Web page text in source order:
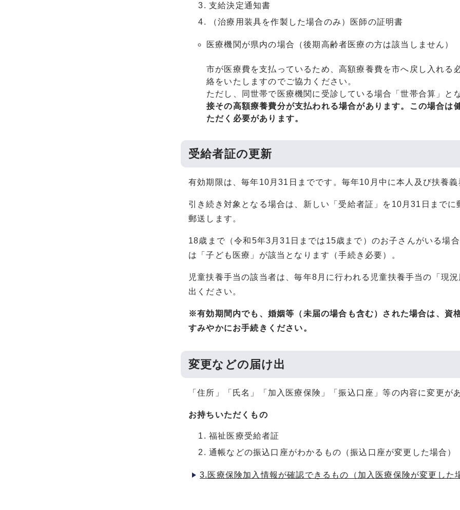
支給決定通知書
（治療用装具を作製した場合のみ）医師の証明書
医療機関が県内の場合（後期高齢者医療の方は該当しません）
市が医療費を支払っているため、高額療養費を市へ戻し入れる
絡をいたしますのでご協力ください。
ただし、同世帯で医療機関に受診している場合「世帯合算」と
接その高額療養費分が支払われる場合があります。この場合は
ただく必要があります。
受給者証の更新
有効期限は、毎年10月31日までです。毎年10月中に本人及び扶養義
引き続き対象となる場合は、新しい「受給者証」を10月31日まで
郵送します。
18歳まで（令和5年3月31日までは15歳まで）のお子さんがいる場
は「子ども医療」が該当となります（手続き必要）。
児童扶養手当の該当者は、毎年8月に行われる児童扶養手当の「現
出ください。
※有効期間内でも、婚姻等（未届の場合も含む）された場合は、資
すみやかにお手続きください。
変更などの届け出
「住所」「氏名」「加入医療保険」「振込口座」等の内容に変更が
お持ちいただくもの
福祉医療受給者証
通帳などの振込口座がわかるもの（振込口座が変更した場合）
3.医療保険加入情報が確認できるもの（加入医療保険が変更した